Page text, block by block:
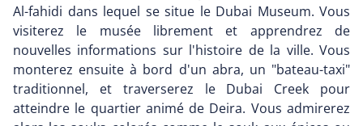
Al-fahidi dans lequel se situe le Dubai Museum. Vous
visiterez le musée librement et apprendrez de
nouvelles informations sur l'histoire de la ville. Vous
monterez ensuite à bord d'un abra, un "bateau-taxi"
traditionnel, et traverserez le Dubai Creek pour
atteindre le quartier animé de Deira. Vous admirerez